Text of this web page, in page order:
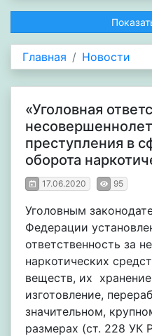
Главная Новости
«Уголовная
преступления в
оборота
17.06.2020 95
Уголовным
Федерации
ответственность за
наркотических
веществ, их
изготовление,
значительном,
размерах (ст. 228 УК